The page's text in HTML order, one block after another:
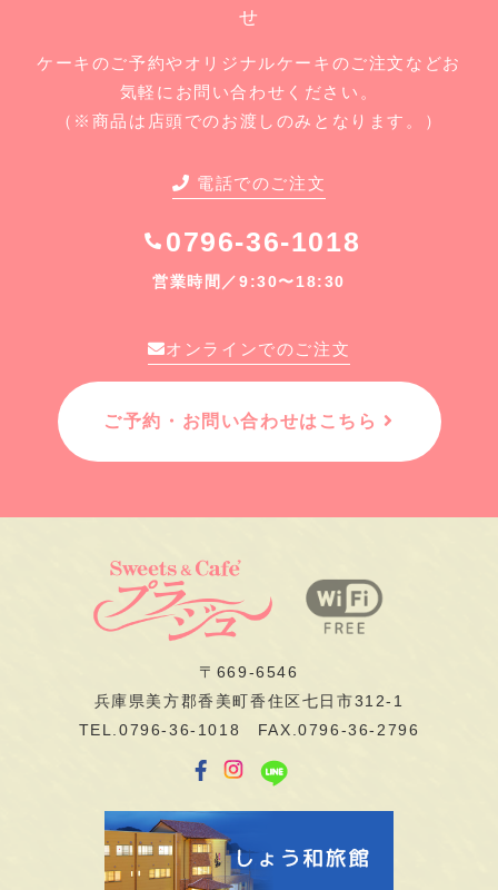
せ
ケーキのご予約やオリジナルケーキのご注文などお
気軽にお問い合わせください。
（※商品は店頭でのお渡しのみとなります。）
電話でのご注文
0796-36-1018
営業時間／9:30〜18:30
オンラインでのご注文
ご予約・お問い合わせはこちら
〒669-6546
兵庫県美方郡香美町香住区七日市312-1
TEL.0796-36-1018 FAX.0796-36-2796